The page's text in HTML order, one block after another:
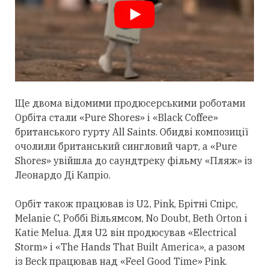
Ще двома відомими продюсерськими роботами
Орбіта стали «Pure Shores» і «Black Coffee»
британського гурту All Saints. Обидві композиції
очолили британський сингловий чарт, а «Pure
Shores» увійшла до саундтреку фільму «Пляж» із
Леонардо Ді Капріо.
Орбіт також працював із U2, Pink, Брітні Спірс,
Melanie C, Роббі Вільямсом, No Doubt, Beth Orton і
Katie Melua. Для U2 він продюсував «Electrical
Storm» і «The Hands That Built America», а разом
із Beck працював над «Feel Good Time» Pink.